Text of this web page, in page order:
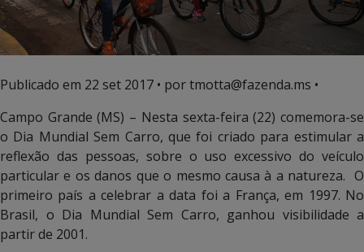
Publicado em 22 set 2017 • por tmotta@fazenda.ms •
Campo Grande (MS) – Nesta sexta-feira (22) comemora-se
o Dia Mundial Sem Carro, que foi criado para estimular a
reflexão das pessoas, sobre o uso excessivo do veículo
particular e os danos que o mesmo causa à a natureza. O
primeiro país a celebrar a data foi a França, em 1997. No
Brasil, o Dia Mundial Sem Carro, ganhou visibilidade a
partir de 2001.